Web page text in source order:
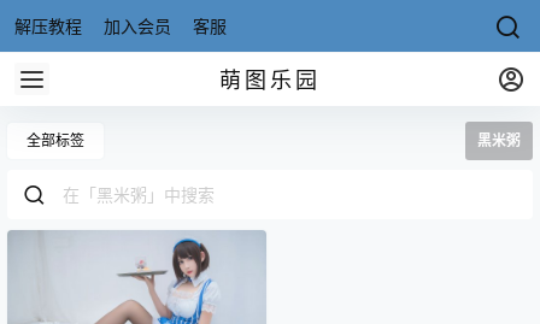
解压教程 加入会员 客服
萌图乐园
全部标签 黑米粥